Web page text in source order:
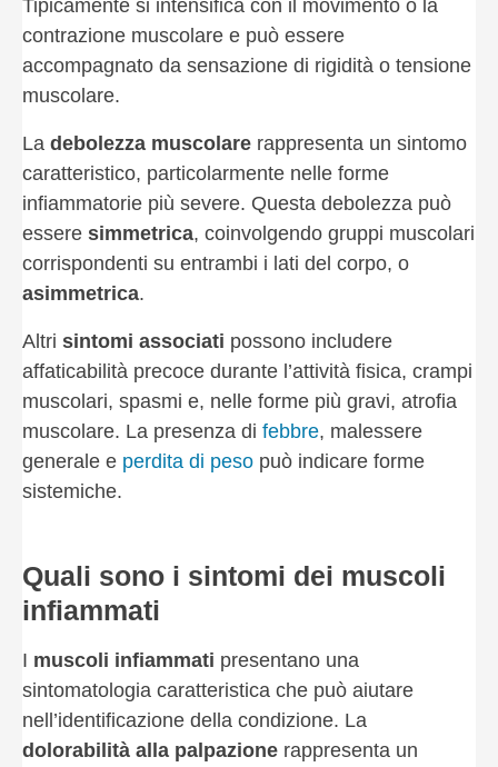
Tipicamente si intensifica con il movimento o la
contrazione muscolare e può essere
accompagnato da sensazione di rigidità o tensione
muscolare.
La debolezza muscolare rappresenta un sintomo
caratteristico, particolarmente nelle forme
infiammatorie più severe. Questa debolezza può
essere simmetrica, coinvolgendo gruppi muscolari
corrispondenti su entrambi i lati del corpo, o
asimmetrica.
Altri sintomi associati possono includere
affaticabilità precoce durante l’attività fisica, crampi
muscolari, spasmi e, nelle forme più gravi, atrofia
muscolare. La presenza di febbre, malessere
generale e perdita di peso può indicare forme
sistemiche.
Quali sono i sintomi dei muscoli
infiammati
I muscoli infiammati presentano una
sintomatologia caratteristica che può aiutare
nell’identificazione della condizione. La
dolorabilità alla palpazione rappresenta un